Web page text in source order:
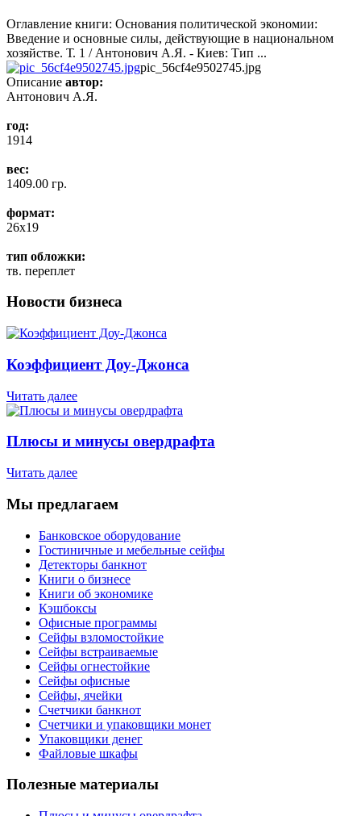
Оглавление книги: Основания политической экономии:
Введение и основные силы, действующие в национальном
хозяйстве. Т. 1 / Антонович А.Я. - Киев: Тип ...
pic_56cf4e9502745.jpg
Описание автор:
Антонович А.Я.
год:
1914
вес:
1409.00 гр.
формат:
26x19
тип обложки:
тв. переплет
Новости бизнеса
Коэффициент Доу-Джонса
Читать далее
Плюсы и минусы овердрафта
Читать далее
Мы предлагаем
Банковское оборудование
Гостиничные и мебельные сейфы
Детекторы банкнот
Книги о бизнесе
Книги об экономике
Кэшбоксы
Офисные программы
Сейфы взломостойкие
Сейфы встраиваемые
Сейфы огнестойкие
Сейфы офисные
Сейфы, ячейки
Счетчики банкнот
Счетчики и упаковщики монет
Упаковщики денег
Файловые шкафы
Полезные материалы